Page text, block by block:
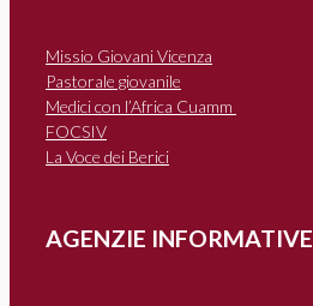
Missio Giovani Vicenza
Pastorale giovanile
Medici con l’Africa Cuamm
FOCSIV
La Voce dei Berici
AGENZIE INFORMATIVE